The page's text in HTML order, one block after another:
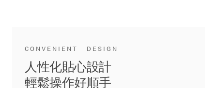
CONVENIENT DESIGN
人性化貼心設計
輕鬆操作好順手